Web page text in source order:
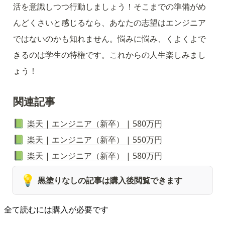
活を意識しつつ行動しましょう！そこまでの準備がめ
んどくさいと感じるなら、あなたの志望はエンジニア
ではないのかも知れません。悩みに悩み、くよくよで
きるのは学生の特権です。これからの人生楽しみまし
ょう！
関連記事
楽天 | エンジニア（新卒） | 580万円
楽天 | エンジニア（新卒） | 550万円
楽天 | エンジニア（新卒） | 580万円
💡 黒塗りなしの記事は購入後閲覧できます
全て読むには購入が必要です